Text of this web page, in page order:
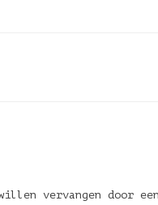
vervangen door